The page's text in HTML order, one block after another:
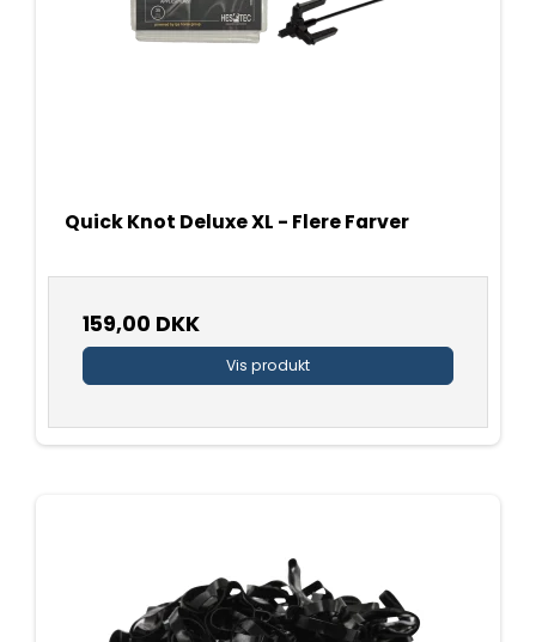
Quick Knot Deluxe XL - Flere Farver
159,00 DKK
Vis produkt